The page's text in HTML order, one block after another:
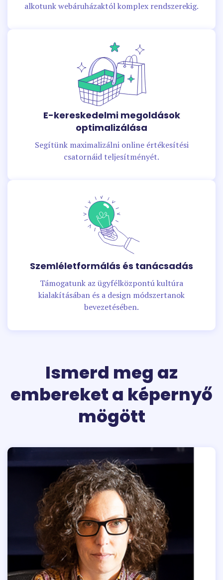
alkotunk webáruházaktól komplex rendszerekig.
E-kereskedelmi megoldások
optimalizálása
Segítünk maximalizálni online értékesítési
csatornáid teljesítményét.
Szemléletformálás és tanácsadás
Támogatunk az ügyfélközpontú kultúra
kialakításában és a design módszertanok
bevezetésében.
Ismerd meg az
embereket a képernyő
mögött